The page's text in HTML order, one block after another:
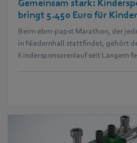
Gemeinsam stark:
bringt 5.450 Euro für
Beim ebm‑papst Marathon, der
in Niedernhall stattfindet, gehört
Kindersponsorenlauf seit Langem
Jahr kam dabei eine
und Jugendhospizdienstes